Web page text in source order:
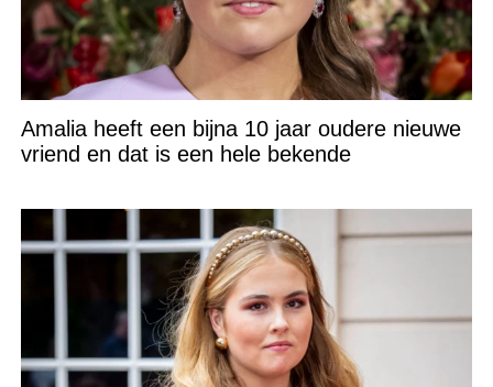
Amalia heeft een bijna 10 jaar oudere nieuwe
vriend en dat is een hele bekende